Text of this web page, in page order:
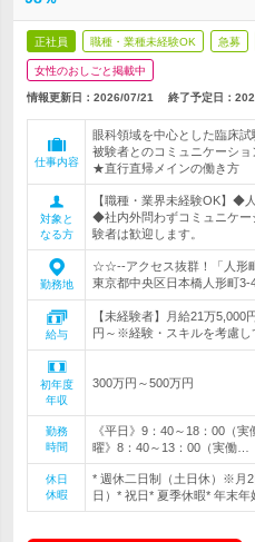
正社員 職種・業種未経験OK 急募
女性のおしごと掲載中
情報更新日：2026/07/21 終了予定日：
仕事内容
眼科領域を中心とした臨床試
被験者とのコミュニケーシ
★直行直帰メインの働き方
対象と
なる方
【職種・業界未経験OK】◆
◆社内外問わずコミュニケ
験者は歓迎します。
勤務地
☆☆--アクセス抜群！「人形
東京都中央区日本橋人形町3-
給与
【未経験者】月給21万
円～※経験・スキルを考慮
初年度
年収
300万円～500万円
勤務
時間
《平日》9：40～18：00（
曜》8：40～13：00（実働…
休日
休暇
* 週休二日制（土日休）※月
日）* 祝日* 夏季休暇* 年末年